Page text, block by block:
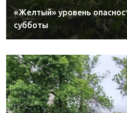
«Желтый» уровень
субботы